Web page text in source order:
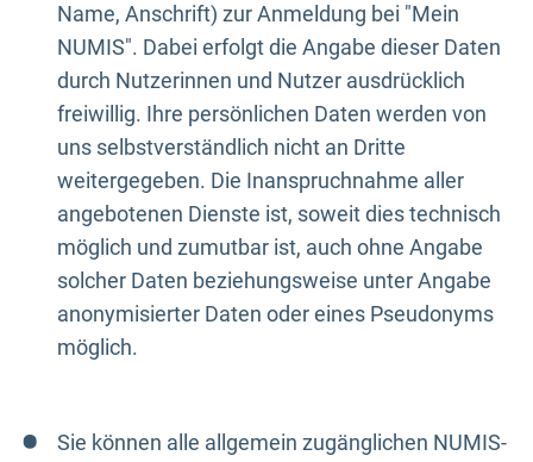
Name, Anschrift) zur Anmeldung bei "Mein
NUMIS". Dabei erfolgt die Angabe dieser Daten
durch Nutzerinnen und Nutzer ausdrücklich
freiwillig. Ihre persönlichen Daten werden von
uns selbstverständlich nicht an Dritte
weitergegeben. Die Inanspruchnahme aller
angebotenen Dienste ist, soweit dies technisch
möglich und zumutbar ist, auch ohne Angabe
solcher Daten beziehungsweise unter Angabe
anonymisierter Daten oder eines Pseudonyms
möglich.
Sie können alle allgemein zugänglichen NUMIS-